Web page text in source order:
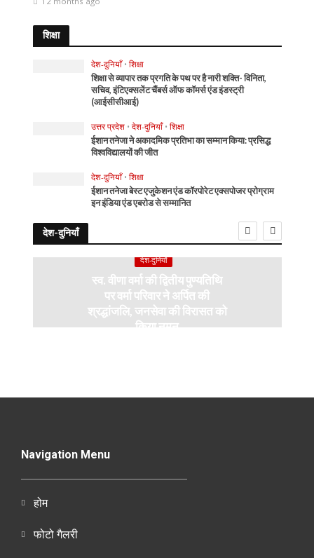
शिक्षा
देश-दुनियाँ • शिक्षा
शिक्षा से व्यापार तक प्रगति के पथ पर है नारी शक्ति- विनिता,
सचिव, इंटिएक्सलेंट चैंबर्स ऑफ कॉमर्स एंड इंडस्ट्री
(आईसीसीआई)
उत्तर प्रदेश • देश-दुनियाँ • शिक्षा
ईशान तनेजा ने अकादमिक प्रतिभा का सम्मान किया: प्रसिद्ध
विश्वविद्यालयों की जीत
देश-दुनियाँ • शिक्षा
ईशान तनेजा बेस्ट एजुकेशन एंड कॉरपोरेट एक्सपोजर प्रोग्राम
इन इंडिया एंड एबरोड से सम्मानित
देश-दुनियाँ
देश-दुनियाँ
स्व. वीणा वर्मा की द्वितीय पुण्यतिथि
पर वर्मा परिवार ने अर्पित की
श्रद्धांजलि, जनसेवा की विरासत को
किया नमन
Navigation Menu
होम
फोटो गैलरी